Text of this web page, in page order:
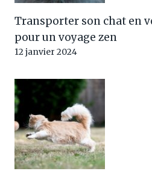
Transporter son chat en
pour un voyage zen
12 janvier 2024